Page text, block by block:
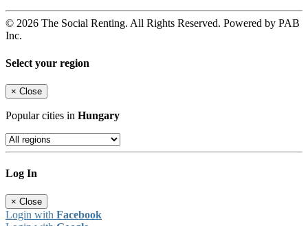
© 2026 The Social Renting. All Rights Reserved. Powered by PAB
Inc.
Select your region
× Close
Popular cities in Hungary
Log In
× Close
Login with Facebook